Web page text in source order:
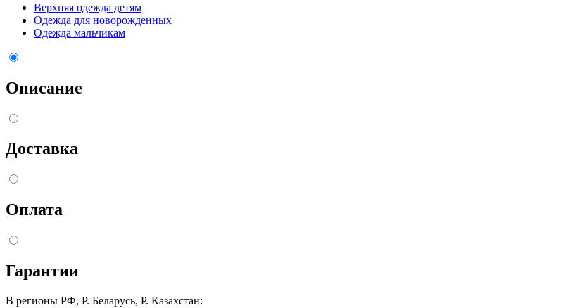
Верхняя одежда детям
Одежда для новорожденных
Одежда мальчикам
Описание
Доставка
Оплата
Гарантии
В регионы РФ, Р. Беларусь, Р. Казахстан: